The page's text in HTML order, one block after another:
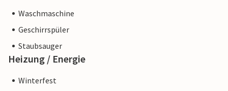
Waschmaschine
Geschirrspüler
Staubsauger
Heizung / Energie
Winterfest